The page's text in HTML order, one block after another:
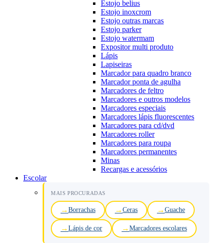
Estojo belius
Estojo inoxcrom
Estojo outras marcas
Estojo parker
Estojo watermam
Expositor multi produto
Lápis
Lapiseiras
Marcador para quadro branco
Marcador ponta de agulha
Marcadores de feltro
Marcadores e outros modelos
Marcadores especiais
Marcadores lápis fluorescentes
Marcadores para cd/dvd
Marcadores roller
Marcadores para roupa
Marcadores permanentes
Minas
Recargas e acessórios
Escolar
MAIS PROCURADAS
Borrachas Ceras Guache
Lápis de cor Marcadores escolares